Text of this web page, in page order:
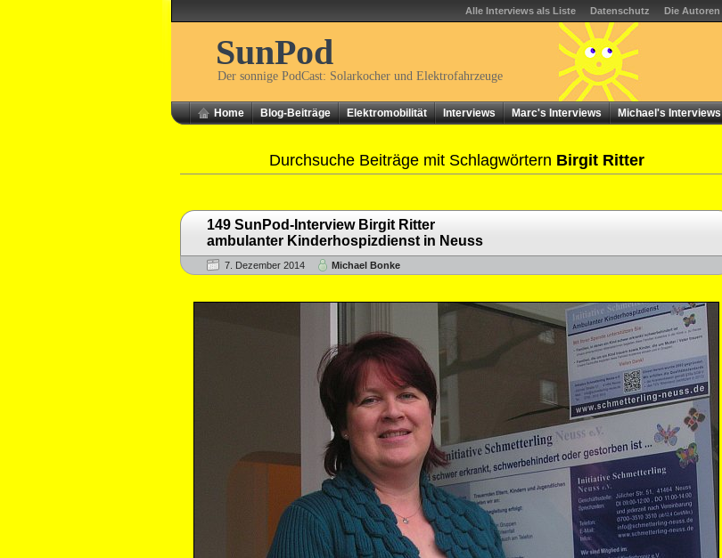
Alle Interviews als Liste Datenschutz Die Autoren
SunPod
Der sonnige PodCast: Solarkocher und Elektrofahrzeuge
Home Blog-Beiträge Elektromobilität Interviews Marc's Interviews Michael's Interviews
Durchsuche Beiträge mit Schlagwörtern Birgit Ritter
149 SunPod-Interview Birgit Ritter
ambulanter Kinderhospizdienst in Neuss
7. Dezember 2014 Michael Bonke